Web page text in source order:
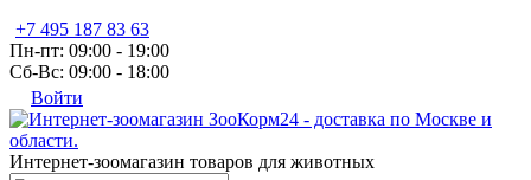
+7 495 187 83 63
Пн-пт: 09:00 - 19:00
Сб-Вс: 09:00 - 18:00
Войти
Интернет-зоомагазин товаров для животных